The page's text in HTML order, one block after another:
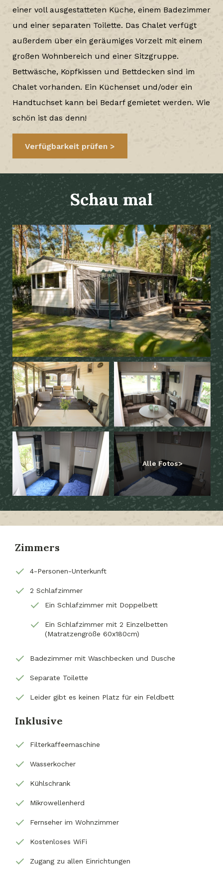
einer voll ausgestatteten Küche, einem Badezimmer
und einer separaten Toilette. Das Chalet verfügt
außerdem über ein geräumiges Vorzelt mit einem
großen Wohnbereich und einer Sitzgruppe.
Bettwäsche, Kopfkissen und Bettdecken sind im
Chalet vorhanden. Ein Küchenset und/oder ein
Handtuchset kann bei Bedarf gemietet werden. Wie
schön ist das denn!
Verfügbarkeit prüfen
Schau mal
Alle Fotos
Zimmers
4-Personen-Unterkunft
2 Schlafzimmer
Ein Schlafzimmer mit Doppelbett
Ein Schlafzimmer mit 2 Einzelbetten
(Matratzengröße 60x180cm)
Badezimmer mit Waschbecken und Dusche
Separate Toilette
Leider gibt es keinen Platz für ein Feldbett
Inklusive
Filterkaffeemaschine
Wasserkocher
Kühlschrank
Mikrowellenherd
Fernseher im Wohnzimmer
Kostenloses WiFi
Zugang zu allen Einrichtungen